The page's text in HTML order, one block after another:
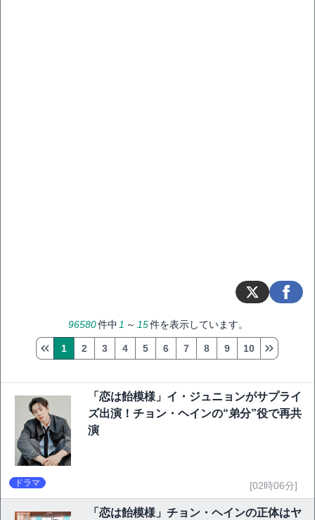
96580件中 1 ～ 15件を表示しています。
1 2 3 4 5 6 7 8 9 10
「恋は飴模様」イ・ジュニョンがサプライ
ズ出演！チョン・ヘインの“弟分”役で再共
演
ドラマ [02時06分]
「恋は飴模様」チョン・ヘインの正体はヤ